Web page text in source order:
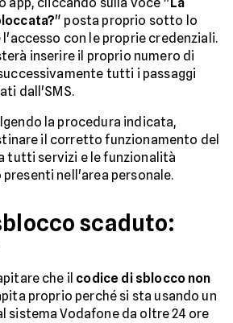
" posta proprio sotto lo
l'accesso con le proprie credenziali.
inserire il proprio numero di
tutti i passaggi
dall'SMS.
la procedura indicata,
il corretto funzionamento del
tutti servizi e le funzionalità
nell'area personale.
scaduto:
che il codice di sblocco non
proprio perché si sta usando un
sistema Vodafone da oltre 24 ore